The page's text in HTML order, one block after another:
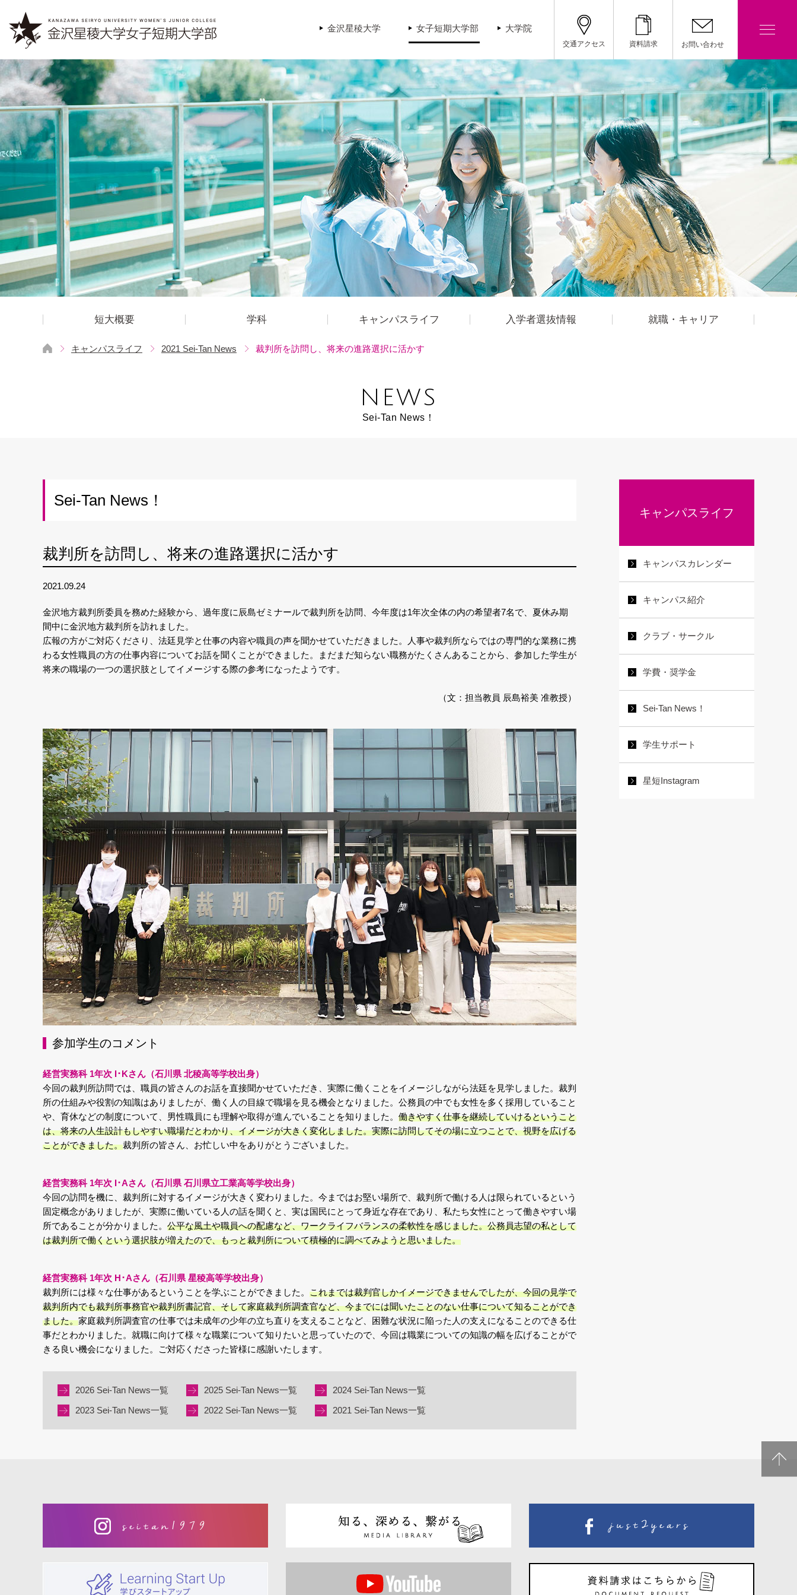
金沢星稜大学 女子短期大学部 大学院
交通アクセス 資料請求 お問い合わせ
短大概要 学科 キャンパスライフ 入学者選抜情報 就職・キャリア
キャンパスライフ 2021 Sei-Tan News 裁判所を訪問し、将来の進路選択に活かす
NEWS
Sei-Tan News！
Sei-Tan News！
裁判所を訪問し、将来の進路選択に活かす
2021.09.24
金沢地方裁判所委員を務めた経験から、過年度に辰島ゼミナールで裁判所を訪問、今年度は1年次全体の内の希望者7名で、夏休み期
間中に金沢地方裁判所を訪れました。
広報の方がご対応くださり、法廷見学と仕事の内容や職員の声を聞かせていただきました。人事や裁判所ならではの専門的な業務に携
わる女性職員の方の仕事内容についてお話を聞くことができました。まだまだ知らない職務がたくさんあることから、参加した学生が
将来の職場の一つの選択肢としてイメージする際の参考になったようです。
（文：担当教員 辰島裕美 准教授）
参加学生のコメント
経営実務科 1年次 I･Kさん（石川県 北稜高等学校出身）
今回の裁判所訪問では、職員の皆さんのお話を直接聞かせていただき、実際に働くことをイメージしながら法廷を見学しました。裁判
所の仕組みや役割の知識はありましたが、働く人の目線で職場を見る機会となりました。公務員の中でも女性を多く採用していること
や、育休などの制度について、男性職員にも理解や取得が進んでいることを知りました。 働きやすく仕事を継続していけるということ
は、将来の人生設計もしやすい職場だとわかり、イメージが大きく変化しました。実際に訪問してその場に立つことで、視野を広げる
ことができました。裁判所の皆さん、お忙しい中をありがとうございました。
経営実務科 1年次 I･Aさん（石川県 石川県立工業高等学校出身）
今回の訪問を機に、裁判所に対するイメージが大きく変わりました。今まではお堅い場所で、裁判所で働ける人は限られているという
固定概念がありましたが、実際に働いている人の話を聞くと、実は国民にとって身近な存在であり、私たち女性にとって働きやすい場
所であることが分かりました。 公平な風土や職員への配慮など、ワークライフバランスの柔軟性を感じました。公務員志望の私として
は裁判所で働くという選択肢が増えたので、もっと裁判所について積極的に調べてみようと思いました。
経営実務科 1年次 H･Aさん（石川県 星稜高等学校出身）
裁判所には様々な仕事があるということを学ぶことができました。 これまでは裁判官しかイメージできませんでしたが、今回の見学で
裁判所内でも裁判所事務官や裁判所書記官、そして家庭裁判所調査官など、今までには聞いたことのない仕事について知ることができ
ました。家庭裁判所調査官の仕事では未成年の少年の立ち直りを支えることなど、困難な状況に陥った人の支えになることのできる仕
事だとわかりました。就職に向けて様々な職業について知りたいと思っていたので、今回は職業についての知識の幅を広げることがで
きる良い機会になりました。ご対応くださった皆様に感謝いたします。
2026 Sei-Tan News一覧 2025 Sei-Tan News一覧
2024 Sei-Tan News一覧
2023 Sei-Tan News一覧
2022 Sei-Tan News一覧 2021 Sei-Tan News一覧
キャンパスライフ
キャンパスカレンダー
キャンパス紹介
クラブ・サークル
学費・奨学金
Sei-Tan News！
学生サポート
星短Instagram